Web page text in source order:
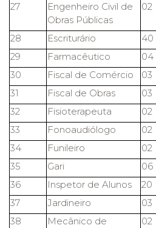
27
Engenheiro Civil de
Obras Públicas
02
28 Escriturário 40
29
Farmacêutico 04
30
Fiscal de Comércio 03
31
Fiscal de Obras 03
32
Fisioterapeuta 02
33
Fonoaudiólogo 02
34
Funileiro 02
35
Gari 06
36
Inspetor de Alunos 20
37
Jardineiro 03
38
Mecânico de
02